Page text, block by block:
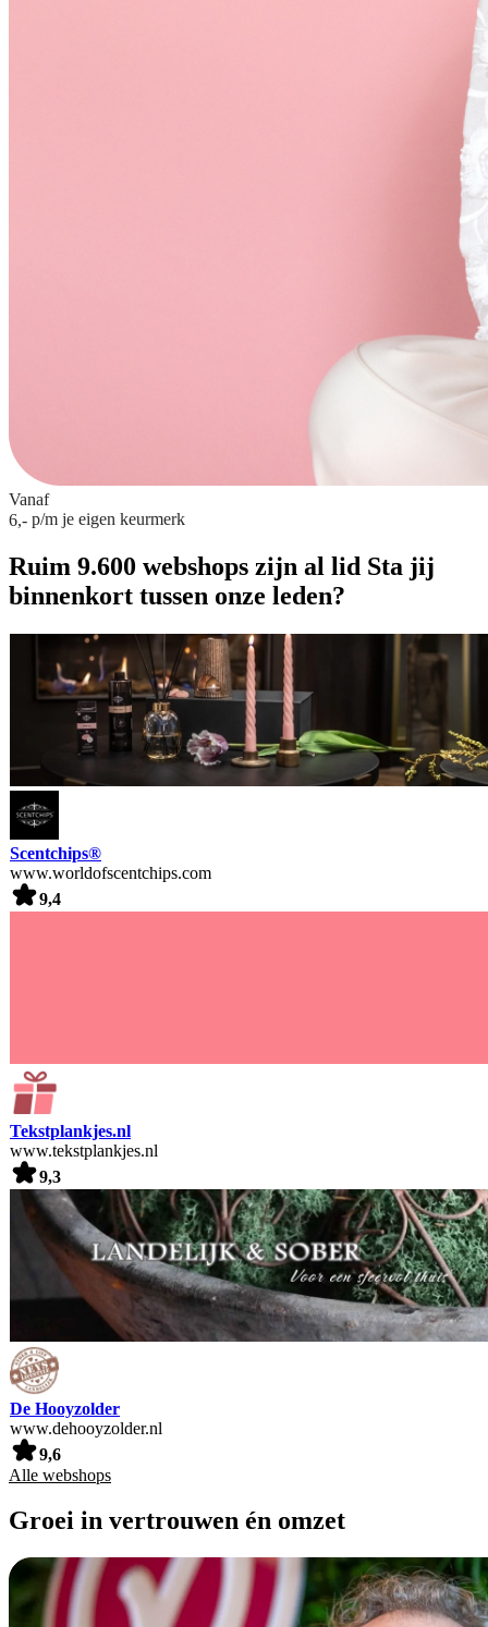
Vanaf
6,- p/m je eigen keurmerk
Ruim 9.600 webshops zijn al lid Sta jij
binnenkort tussen onze leden?
Scentchips®
www.worldofscentchips.com
9,4
Tekstplankjes.nl
www.tekstplankjes.nl
9,3
De Hooyzolder
www.dehooyzolder.nl
9,6
Alle webshops
Groei in vertrouwen én omzet